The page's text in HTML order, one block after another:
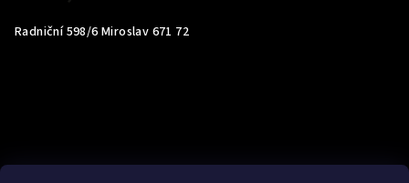
Radniční 598/6 Miroslav 671 72